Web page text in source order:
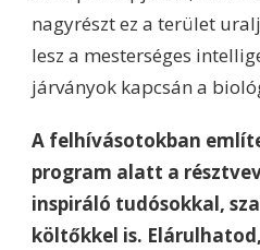
nagyrészt ez a terület
lesz a mesterséges
járványok kapcsán a
A felhívásotokban
program alatt a
inspiráló tudósokkal,
költőkkel is.